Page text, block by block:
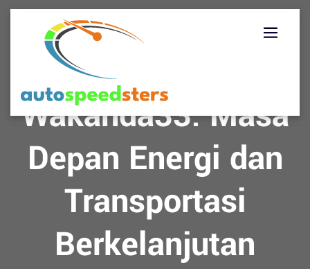
Skip
Wakanda33: Masa
Depan Energi dan
Transportasi
Berkelanjutan